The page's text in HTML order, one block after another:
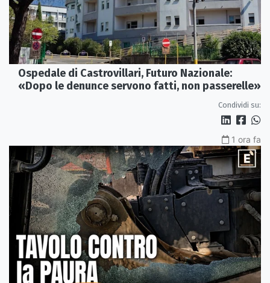
Ospedale di Castrovillari, Futuro Nazionale:
«Dopo le denunce servono fatti, non passerelle»
Condividi su:
1 ora fa